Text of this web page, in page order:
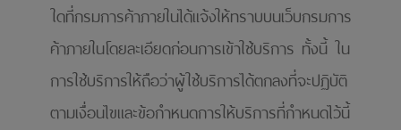
ใดที่กรมการค้าภายในได้แจ้งให้ทราบบนเว็บกรมการ
ค้าภายในโดยละเอียดก่อนการเข้าใช้บริการ ทั้งนี้ ใน
การใช้บริการให้ถือว่าผู้ใช้บริการได้ตกลงที่จะปฏิบัติ
ตามเงื่อนไขและข้อกําหนดการให้บริการที่กําหนดไว้นี้